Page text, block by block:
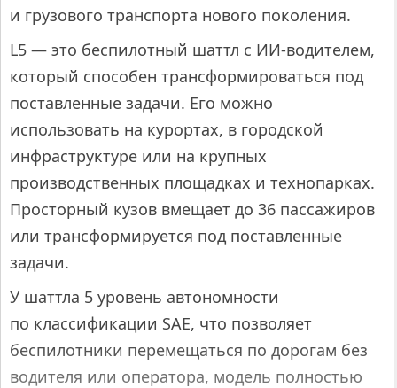
и грузового транспорта нового поколения.
L5 — это беспилотный шаттл с ИИ-водителем,
который способен трансформироваться под
поставленные задачи. Его можно
использовать на курортах, в городской
инфраструктуре или на крупных
производственных площадках и технопарках.
Просторный кузов вмещает до 36 пассажиров
или трансформируется под поставленные
задачи.
У шаттла 5 уровень автономности
по классификации SAE, что позволяет
беспилотники перемещаться по дорогам без
водителя или оператора, модель полностью